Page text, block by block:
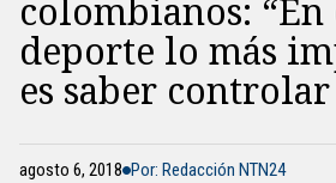
colombianos: “En
deporte lo más
es saber
agosto 6, 2018 Por: Redacción NTN24